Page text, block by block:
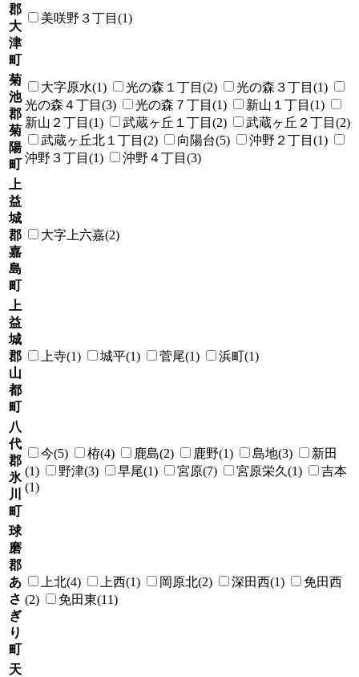
郡
大
津
町
美咲野３丁目(1)
菊
池
郡
菊
陽
町
大字原水(1) 光の森１丁目(2)
光の森３丁目(1)
光の森４丁目(3)
光の森７丁目(1)
新山１丁目(1)
新山２丁目(1)
武蔵ヶ丘１丁目(2)
武蔵ヶ丘２丁目(2)
武蔵ヶ丘北１丁目(2)
向陽台(5)
沖野２丁目(1)
沖野３丁目(1)
沖野４丁目(3)
上
益
城
郡
嘉
島
町
大字上六嘉(2)
上
益
城
郡
山
都
町
上寺(1) 城平(1) 菅尾(1) 浜町(1)
八
代
郡
氷
川
町
今(5) 栫(4) 鹿島(2) 鹿野(1) 島地(3)
新田
(1)
野津(3) 早尾(1) 宮原(7) 宮原栄久(1)
吉本
(1)
球
磨
郡
あ
さ
ぎ
り
町
上北(4) 上西(1) 岡原北(2) 深田西(1)
免田西
(2)
免田東(11)
天